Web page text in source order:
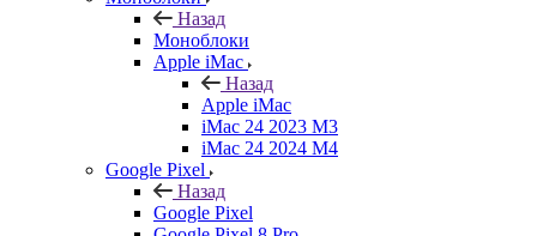
Назад
Моноблоки
Apple iMac
Назад
Apple iMac
iMac 24 2023 M3
iMac 24 2024 M4
Google Pixel
Назад
Google Pixel